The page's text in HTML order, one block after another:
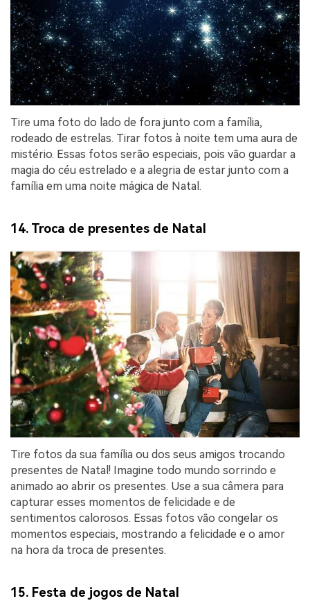
Tire uma foto do lado de fora junto com a família,
rodeado de estrelas. Tirar fotos à noite tem uma aura de
mistério. Essas fotos serão especiais, pois vão guardar a
magia do céu estrelado e a alegria de estar junto com a
família em uma noite mágica de Natal.
14. Troca de presentes de Natal
Tire fotos da sua família ou dos seus amigos trocando
presentes de Natal! Imagine todo mundo sorrindo e
animado ao abrir os presentes. Use a sua câmera para
capturar esses momentos de felicidade e de
sentimentos calorosos. Essas fotos vão congelar os
momentos especiais, mostrando a felicidade e o amor
na hora da troca de presentes.
15. Festa de jogos de Natal